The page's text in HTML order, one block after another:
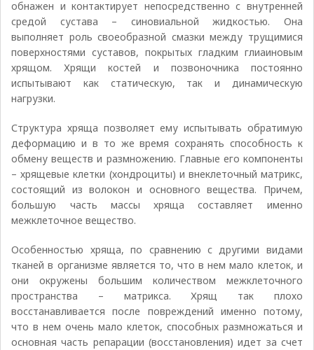
обнажен и контактирует непосредственно с внутренней
средой сустава – синовиальной жидкостью. Она
выполняет роль своеобразной смазки между трущимися
поверхностями суставов, покрытых гладким глиаиновым
хрящом. Хрящи костей и позвоночника постоянно
испытывают как статическую, так и динамическую
нагрузки.
Структура хряща позволяет ему испытывать обратимую
деформацию и в то же время сохранять способность к
обмену веществ и размножению. Главные его компоненты
– хрящевые клетки (хондроциты) и внеклеточный матрикс,
состоящий из волокон и основного вещества. Причем,
большую часть массы хряща составляет именно
межклеточное вещество.
Особенностью хряща, по сравнению с другими видами
тканей в организме является то, что в нем мало клеток, и
они окружены большим количеством межклеточного
пространства – матрикса. Хрящ так плохо
восстанавливается после повреждений именно потому,
что в нем очень мало клеток, способных размножаться и
основная часть репарации (восстановления) идет за счет